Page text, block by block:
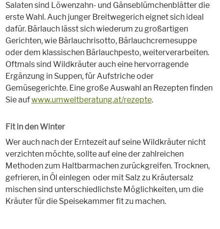
Salaten sind Löwenzahn- und Gänseblümchenblätter die
erste Wahl. Auch junger Breitwegerich eignet sich ideal
dafür. Bärlauch lässt sich wiederum zu großartigen
Gerichten, wie Bärlauchrisotto, Bärlauchcremesuppe
oder dem klassischen Bärlauchpesto, weiterverarbeiten.
Oftmals sind Wildkräuter auch eine hervorragende
Ergänzung in Suppen, für Aufstriche oder
Gemüsegerichte. Eine große Auswahl an Rezepten finden
Sie aufwww.umweltberatung.at/rezepte.
Fit in den Winter
Wer auch nach der Erntezeit auf seine Wildkräuter nicht
verzichten möchte, sollte auf eine der zahlreichen
Methoden zum Haltbarmachen zurückgreifen. Trocknen,
gefrieren, in Öl einlegen oder mit Salz zu Kräutersalz
mischen sind unterschiedlichste Möglichkeiten, um die
Kräuter für die Speisekammer fit zu machen.